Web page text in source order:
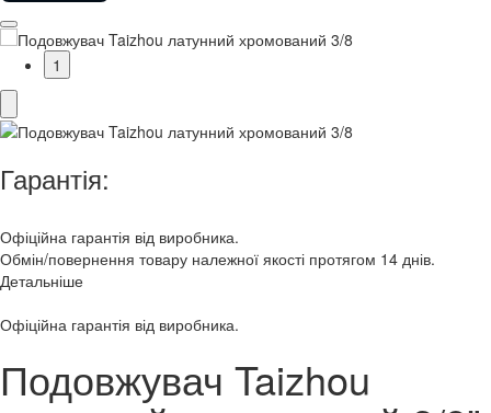
1
Гарантія:
Офіційна гарантія від виробника.
Обмін/повернення товару належної якості протягом 14 днів.
Детальніше
Офіційна гарантія від виробника.
Подовжувач Taizhou